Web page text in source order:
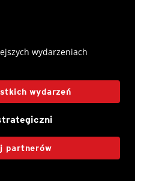
wydarzeniach
wydarzeń
partnerów